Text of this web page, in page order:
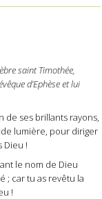
saint Timothée,
d’Ephèse et lui
de ses brillants rayons,
lumière, pour diriger
Dieu !
le nom de Dieu
; car tu as revêtu la
!